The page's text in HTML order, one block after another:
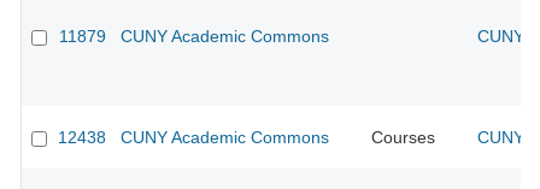
11879 CUNY Academic Commons CUNY
12438 CUNY Academic Commons Courses CUNY